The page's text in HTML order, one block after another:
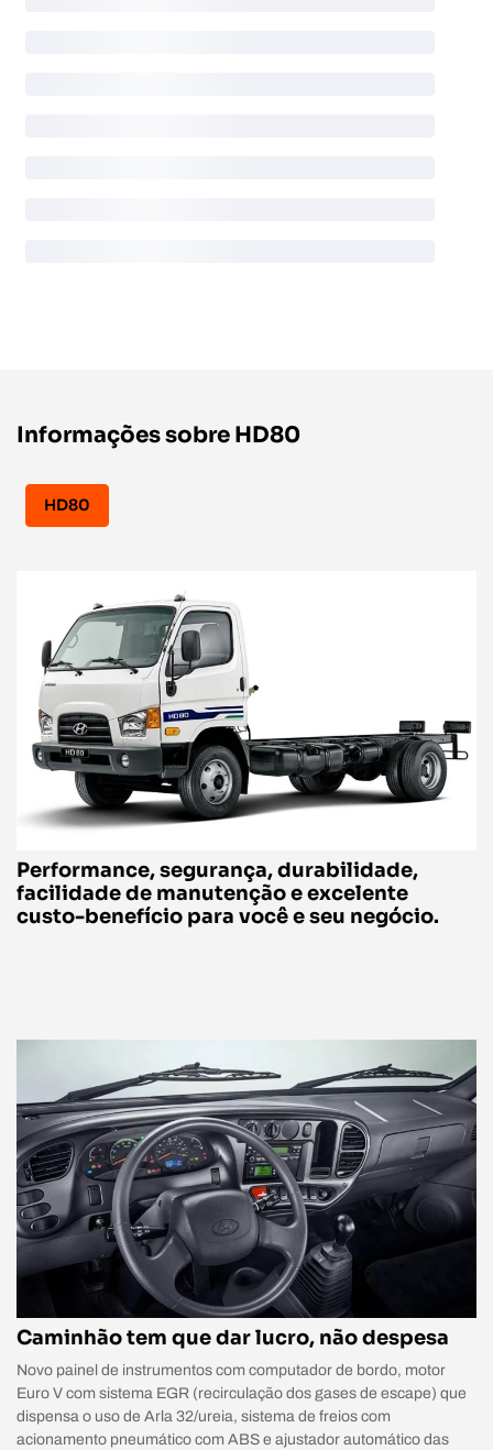
Informações sobre HD80
HD80
Performance, segurança, durabilidade,
facilidade de manutenção e excelente
custo-benefício para você e seu negócio.
Caminhão tem que dar lucro, não despesa
Novo painel de instrumentos com computador de bordo, motor
Euro V com sistema EGR (recirculação dos gases de escape) que
dispensa o uso de Arla 32/ureia, sistema de freios com
acionamento pneumático com ABS e ajustador automático das